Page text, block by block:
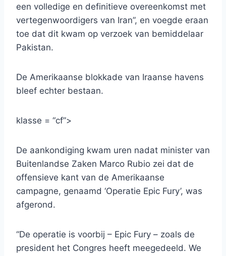
een volledige en definitieve overeenkomst met
vertegenwoordigers van Iran”, en voegde eraan
toe dat dit kwam op verzoek van bemiddelaar
Pakistan.
De Amerikaanse blokkade van Iraanse havens
bleef echter bestaan.
klasse = “cf”>
De aankondiging kwam uren nadat minister van
Buitenlandse Zaken Marco Rubio zei dat de
offensieve kant van de Amerikaanse
campagne, genaamd ‘Operatie Epic Fury’, was
afgerond.
“De operatie is voorbij – Epic Fury – zoals de
president het Congres heeft meegedeeld. We